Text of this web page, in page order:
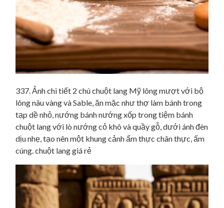
337. Ảnh chi tiết 2 chú chuột lang Mỹ lông mượt với bộ
lông nâu vàng và Sable, ăn mặc như thợ làm bánh trong
tạp dề nhỏ, nướng bánh nướng xốp trong tiệm bánh
chuột lang với lò nướng cỏ khô và quầy gỗ, dưới ánh đèn
dịu nhẹ, tạo nên một khung cảnh ẩm thực chân thực, ấm
cúng. chuột lang giá rẻ